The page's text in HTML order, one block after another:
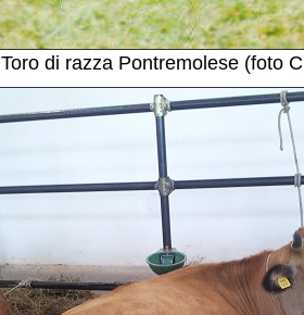
Toro di razza Pontremolese (foto